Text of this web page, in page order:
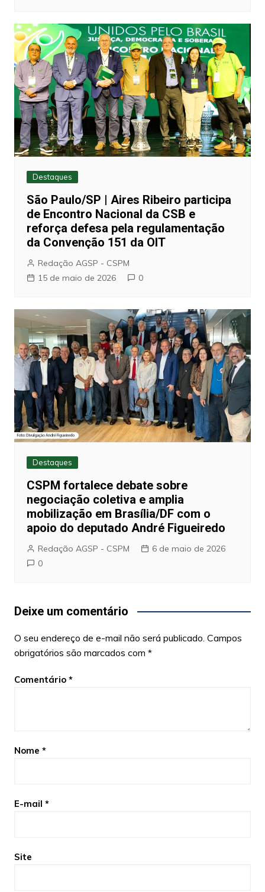
Destaques
São Paulo/SP | Aires Ribeiro participa
de Encontro Nacional da CSB e
reforça defesa pela regulamentação
da Convenção 151 da OIT
Redação AGSP - CSPM
15 de maio de 2026
0
Destaques
CSPM fortalece debate sobre
negociação coletiva e amplia
mobilização em Brasília/DF com o
apoio do deputado André Figueiredo
Redação AGSP - CSPM
6 de maio de 2026
0
Deixe um comentário
O seu endereço de e-mail não será publicado. Campos
obrigatórios são marcados com *
Comentário *
Nome *
E-mail *
Site